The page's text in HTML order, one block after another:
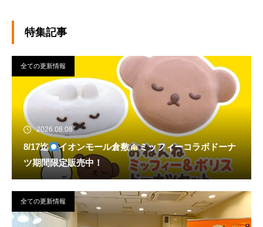
特集記事
全ての更新情報
2026.08.08
8/17迄 イオンモール倉敷
ミッフィーコラボドーナ
ツ期間限定販売中！
全ての更新情報